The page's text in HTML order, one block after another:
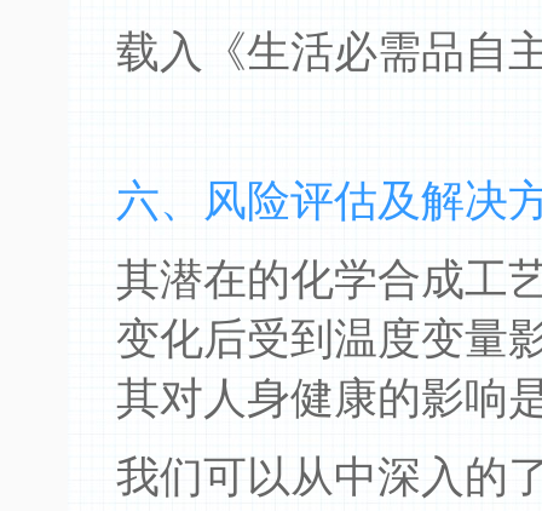
载入《生活必需品自
六、风险评估及解决
其潜在的化学合成工
变化后受到温度变量
其对人身健康的影响
我们可以从中深入的